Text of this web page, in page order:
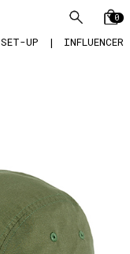
0
SET-UP | INFLUENCER